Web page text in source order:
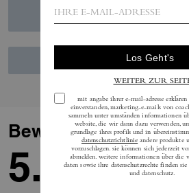
Bewertungen
5.0